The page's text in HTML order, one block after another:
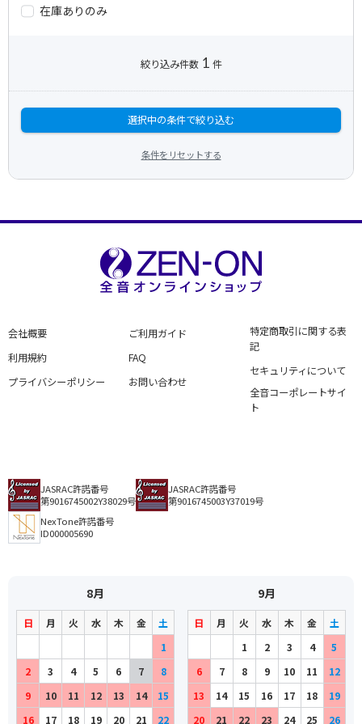
在庫ありのみ
絞り込み件数 1 件
選択中の条件で絞り込む
条件をリセットする
会社概要
利用規約
プライバシーポリシー
ご利用ガイド
FAQ
お問い合わせ
特定商取引に関する表
記
セキュリティについて
全音コーポレートサイ
ト
JASRAC許諾番号
第9016745002Y38029号
JASRAC許諾番号
第9016745003Y37019号
NexTone許諾番号
ID000005690
8月
日 月 火 水 木 金
土
1
2
3 4 5 6 7
8
9
10 11 12 13 14
15
16
17 18 19 20 21 22
9月
日 月 火 水 木 金
土
1
2 3 4
5
6
7 8 9 10 11
12
13
14 15 16 17 18
19
20
21 22 23 24 25 26